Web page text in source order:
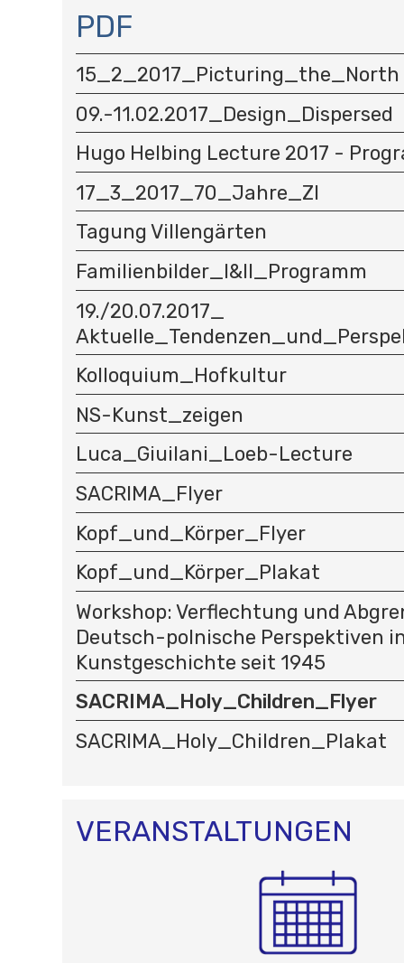
A
V
I
G
A
T
I
O
N
PDF
15_2_2017_Picturing_the_North
09.-11.02.2017_Design_Dispersed
Hugo Helbing Lecture 2017 -
17_3_2017_70_Jahre_ZI
Tagung Villengärten
Familienbilder_I&II_Programm
19./20.07.2017_
Kolloquium_Hofkultur
NS-Kunst_zeigen
Luca_Giuilani_Loeb-Lecture
SACRIMA_Flyer
Kopf_und_Körper_Flyer
Kopf_und_Körper_Plakat
Workshop: Verflechtung und
Deutsch-polnische Perspektiven
Kunstgeschichte seit 1945
SACRIMA_Holy_Children_Flyer
SACRIMA_Holy_Children_Plakat
VERANSTALTUNGEN